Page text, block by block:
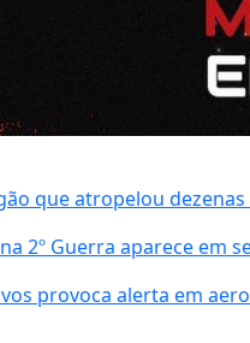
que atropelou
2º Guerra aparece em
provoca alerta em